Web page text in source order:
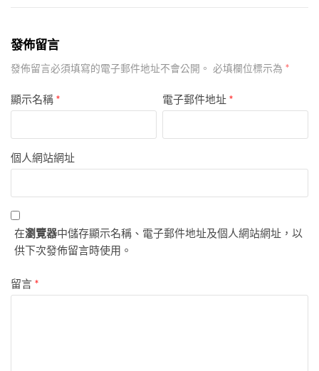
發佈留言
發佈留言必須填寫的電子郵件地址不會公開。 必填欄位標示為 *
顯示名稱 * 電子郵件地址*
個人網站網址
在瀏覽器中儲存顯示名稱、電子郵件地址及個人網站網址，以
供下次發佈留言時使用。
留言 *